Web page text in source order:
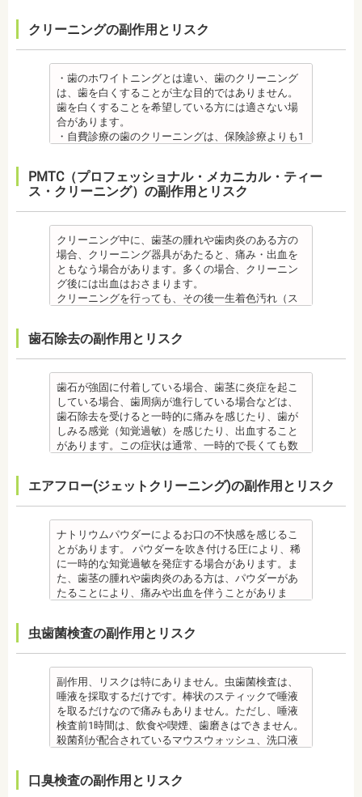
開かない、食事を噛むときに痛みが出る顎関節症を
発症する場合があります。
他にも自律神経失調症になることもあります。噛み
合わせが原因。
その他
・個人差がありますが子供にとって大きなストレス
になる場合があります。装置装着後もしっかりと状
況を聞いて話し合ってください。
・矯正中、頭痛、首や肩のこり、強い倦怠感、吐き
の場合は、鎮痛剤、吐き気止め等、歯科医師の指示
のもと服用してください。
・治療の経過と治療後の見た目に個人差が大きくあ
らわれる治療です。また、歯科医師との見解の相違
も起こりえます。歯科医師とよくご相談ください。
・矯正力が強すぎると、歯の根が短くなる「歯根吸
収」が起こるリスクが高くなります。
・歯や骨の状態、歯の動きを妨げる癖があった場
合、虫歯や歯周病の発生など、治療計画よりも治療
期間が長くなる場合があります。
あります。特に切歯（せっし：上下前歯各4本）、歯
の凸凹が大きい患者様の場合、発症する事がありま
す。
・顎の成長に合わせて歯並びを治していくため、一
時的に歯並びが悪い状態になることもあります。
・大人になってから再度矯正が必要になることがあ
ります。
・定期的な通院などにご協力いただけない場合、治
療の結果に差が出る場合があります。
・固いものが一時的に噛めなくなることがありま
す。また、ガムや餅など、装置に引っかかるものが
食べられなくなることもあります。
・装置が壊れることがあります。その際は歯科医師
に相談してください。
・個人差がありますが、矯正装置にかなりのストレ
スを受ける患者さんもいます。
・矯正中は、器具を装着するため、食べかすが詰ま
了まで治療できません。）
・虫歯や歯周炎が発生すると一旦、装置を取り外し
て歯科医院で治療をする場合もあります。
・患者様が、取り外しできる矯正装置や補助装置の
装着時間を守っていなかったり、定期的な来院がで
きなかったりした場合は、治療期間が延びる可能性
があります。
・特殊な噛み合わせ、骨の硬さ、歯のかたちの場合
癖が改善されない場合は、治療期間が延びることが
、毎日丁寧なブラッシング、歯を清潔にしてリスク
を抑えましょう。
・矯正中は、基本的に虫歯や歯周病の治療が行えな
いため、矯正前にこれらの治療を終わらせる必要が
あります。矯正専門の歯科の場合は、一般の歯科で
虫歯、歯周病の治療を行う必要もあります。
治療終了後
す。
・矯正終了して数か月から数年経過するとかみ合わ
せが悪くなる可能性があります。かみ合わせが悪く
なると、咀嚼障害、頭痛、肩こりを招く事がありま
す。
また、かみ合わせのバランスが崩れることで、口が
大きく開かない、食事を噛むときに痛みが出る顎関
節症を発症する場合があります。他にも自律神経失
調症になることもあります。かみ合わせが原因の場
合は、かみ合わせの治療を行います。 その他
気、不眠など不定愁訴が起こる場合がありますの
で、鎮痛剤、吐き気止め等、歯科医師の指示のもと
服用する場合があります。
・治療中と治療後の見た目に個人差が大きくあらわ
れる治療です。また、歯科医師との見解の相違も起
こりえます。歯科医師とよくご相談ください。
・矯正力が強すぎると、歯の根が短くなる「歯根吸
収」が起こるリスクが高くなります。
・歯や骨の状態、歯の動きを妨げる癖があった場
期間が長くなる場合があります。
・矯正治療では、歯肉が下がる場合（歯肉退縮）が
あります。特に切歯（せっし：上下前歯各4本）、歯
の凸凹が大きい患者様の場合、発症する事がありま
す。
・個人差により治療期間が数年かかることがありま
す。
・固いものが一時的に噛めなくなります。また、ガ
ムや餅など、装置に引っかかるものが食べられなく
を受診してください。
・個人差があり、かなりのストレスを受ける患者さ
んもいます。
・矯正中は、器具を装着するため、食べかすが詰ま
りやすく虫歯、歯周病を招きやすくなります。（矯
正器具をつけている箇所の虫歯治療は、基本的に矯
正終了まで治療できません。）
・虫歯や歯周炎が発生すると一旦、装置を取り外し
装着時間を守っていなかったり、定期的な来院がで
・矯正中、虫歯が悪化する場合があります。治療終
・矯正治療中、矯正装置の周りなど、ブラッシング
（歯磨き）しにくい部分ができるため、虫歯や歯周
炎のリスクが高くなります。間食を控え、矯正治療
中に合ったブラッシング指導を歯科医師より受けて
、毎日丁寧なブラッシング、歯を清潔にしてリスク
を抑えましょう。
ッ素塗布など、歯科医院でのケアも予防に役立ちま
す。
・矯正中は、虫歯や歯周病の治療が行えないため矯
病の治療を行う必要もあります。
治療終了後
・矯正終了後に噛み合わせが悪くなる可能性があり
ます。
噛み合わせが悪くなると、咀嚼障害、頭痛、肩こり
が崩れることで、口が大きく開かない、食事を噛む
ときに痛みが出る顎関節症を発症する場合がありま
す。他にも自律神経失調症になることもあります。
噛み合わせが原因の場合は、噛み合わせの治療を行
います。
・矯正終了後に矯正箇所が元に戻る場合もありま
す。
その他
・治したい部分の一部の歯並びにのみ対応できま
を進めることができない場合もあります。
・矯正中、頭痛、首や肩のこり、強い倦怠感、吐き
気、不眠など不定愁訴が起こる場合がありますの
で、鎮痛剤、吐き気止め等、歯科医師の指示のもと
服用する場合があります。
・治療中と治療後の見た目に個人差が大きくあらわ
れる治療です。また、歯科医師との見解の相違も起
こりえます。歯科医師とよくご相談ください。
・矯正力が強すぎると、歯の根が短くなる「歯根吸
・歯や骨の状態、歯の動きを妨げる癖があった場
合、虫歯や歯周病の発生など、治療計画よりも治療
期間が長くなる場合があります。
・矯正治療では、歯肉が下がる場合（歯肉退縮）が
あります。特に切歯（せっし：上下前歯各4本）、歯
の凸凹が大きい患者様の場合、発症する事がありま
す。
・個人差により治療期間が数年かかることがありま
す。
なることもあります。
に穴をあけて人工の歯根を埋め込み、その上に人工
た、インプラントを埋め込む骨の厚みを増やす手術
を行う場合、さらに期間を要することになります。
・インプラント治療を受けると定期検診、メインテ
ナンスをし続けなければいけません。人工物である
インプラントが虫歯になることはありませんが、日
ごろから丁寧なメインテナンスが必要となります。
囲炎という病気にかかる可能性があります。インプ
ラントの機能をより長く維持するために、定期検診
異なり保険適用外となります。
・インプラント治療は、お子様、妊婦の方は受けら
れません。骨の成長途中になるお子様は、インプラ
ント治療はできません。痛み止め、抗生物質等を治
療に使用するため妊娠中、妊娠の可能性のある方、
授乳中の方は、インプラント治療はお控えくださ
・心臓の疾患、骨粗鬆症等、内科的にインプラント
治療に適さないケースもあります。また、普段服薬
・歯がない箇所のリカバリー治療ですが、その欠損
箇所のみの治療ではなく、全体のかみ合わせを提案
してくれる方針を選択するとよいでしょう。
・手術ではありますが、麻酔を行うため、手術中に
痛みを感じることは基本的にありません。
先生
【プロフィール】
日本大学歯学部卒業
日本大学歯学部口腔外科第２講座大学院卒業
歯学博士（口腔外科学）
日本大学歯学部非常勤講師
社会福祉法人富士白苑理事
メタルセラミック
オールセラミック
・オールセラミック治療は、本数が多いと費用が高
額となる場合が多くあります。また、陶器であり強
度は低いため、奥歯には不向きです。前歯でも欠け
てしまうこともあるため、歯ぎしりのクセがある方
はマウスピースで保護する場合もあります。
はなく、デメリットもあるため、検討される方は、
歯科医師と十分に相談しましょう。
【プロフィール】
日本大学歯学部卒業
日本大学歯学部口腔外科第２講座大学院卒業
歯学博士（口腔外科学）
日本大学歯学部非常勤講師
社会福祉法人富士白苑理事
日本歯科大学新潟生命歯学部卒業
新潟大学医歯学総合病院にて研修
都内歯科医院にて勤務
クリーニングの副作用とリスク
・歯のホワイトニングとは違い、歯のクリーニング
は、歯を白くすることが主な目的ではありません。
歯を白くすることを希望している方には適さない場
合があります。
・自費診療の歯のクリーニングは、保険診療よりも1
・歯のクリーニングは、歯科医院によって「クリー
ニング」と書いているところと「PMTC」と書いてい
るところがあります。PMTCは専用の機器が用いられ
るのに対し、クリーニングは歯科医院によっては歯
石を落とすスケーリングの場合や、PMTCの場合もあ
るので、事前に内容を確認されるとよいでしょう。
監修医情報 医療法人社団日坂会 理事長 日坂充
宏先生
【プロフィール】
歯学博士（口腔外科学）
PMTC（プロフェッショナル・メカニカル・ティー
ス・クリーニング）の副作用とリスク
クリーニング中に、歯茎の腫れや歯肉炎のある方の
場合、クリーニング器具があたると、痛み・出血を
ともなう場合があります。多くの場合、クリーニン
グ後には出血はおさまります。
クリーニングを行っても、その後一生着色汚れ（ス
す。また、歯科のクリーニングだけでは、虫歯や歯
周病の予防にはなりません。
毎日のブラッシングなどは継続して行う必要があり
ます。
備考
自宅で、歯磨きをしていても、落とすことの出来な
い汚れや、歯石の元となる歯垢・バイオフィルムを
歯科で専門の機器・技術によって除去する技術で
防に効果的です。
日本歯科大学新潟生命歯学部卒業
新潟大学医歯学総合病院にて研修
都内歯科医院にて勤務
歯石除去の副作用とリスク
歯石が強固に付着している場合、歯茎に炎症を起こ
している場合、歯周病が進行している場合などは、
歯石除去を受けると一時的に痛みを感じたり、歯が
しみる感覚（知覚過敏）を感じたり、出血すること
があります。この症状は通常、一時的で長くても数
鳴り響きます。機器は歯石が多い人、広範囲に歯石
が付いている人に使われるのですが、高音が苦手な
人は音を我慢する必要があります。
備考
歯石とは、歯垢が石のように固くなって歯と歯の間
や歯の表面、歯茎と歯の隙間などにこびりついたも
のです。唾液腺開口部の近くにある歯に特に着きや
すく、具体的には「下の前歯の裏側」や「上の奥歯
きません。
単に取り除くことができますが、沈着したまま時間
が経過すると歯石になって歯周病を進行させてしま
います。歯科での歯石除去は、専門の機器を使用
し、歯石を取り除くことができます。
歯石を取り除けば、歯周病の治療となり歯のぐらつ
き、歯茎の出血、口臭などが改善できます。
【プロフィール】
エアフロー(ジェットクリーニング)の副作用とリスク
ナトリウムパウダーによるお口の不快感を感じるこ
とがあります。 パウダーを吹き付ける圧により、稀
に一時的な知覚過敏を発症する場合があります。ま
た、歯茎の腫れや歯肉炎のある方は、パウダーがあ
たることにより、痛みや出血を伴うことがありま
きれない場合があります。
また、エアフローは外来性の着色は落としますが、
本来の歯の色自体は白くできません。歯自体を白く
したい場合にはホワイトニングが有効です。 着色汚
れはエアフロー後に再付着することもあります。継
続的効果を得るには、定期的な施術が必要です。
エアフローは、着色を落とす審美目的として行われ
るため、健康保険の適用外となり自由診療となりま
フローを受けられない人もいます。
虫歯菌検査の副作用とリスク
副作用、リスクは特にありません。虫歯菌検査は、
唾液を採取するだけです。棒状のスティックで唾液
を取るだけなので痛みもありません。ただし、唾液
検査前1時間は、飲食や喫煙、歯磨きはできません。
殺菌剤が配合されているマウスウォッシュ、洗口液
また検査1ヶ月以内に抗生物質を使用している場合も
口臭検査の副作用とリスク